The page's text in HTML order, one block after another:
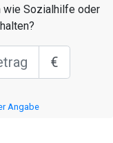
wie Sozialhilfe oder
€
Angabe